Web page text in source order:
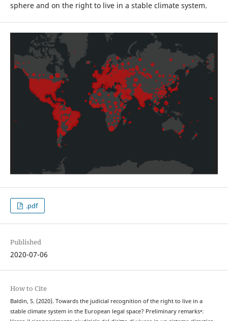
sphere and on the right to live in a stable climate system.
.pdf
Published
2020-07-06
How to Cite
Baldin, S. (2020). Towards the judicial recognition of the right to live in a
stable climate system in the European legal space? Preliminary remarks•: